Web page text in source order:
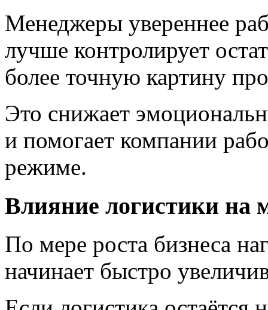
Менеджеры увереннее
лучше контролирует
более точную картину
Это снижает
и помогает компании
режиме.
Влияние логистики на
По мере роста бизнеса
начинает быстро